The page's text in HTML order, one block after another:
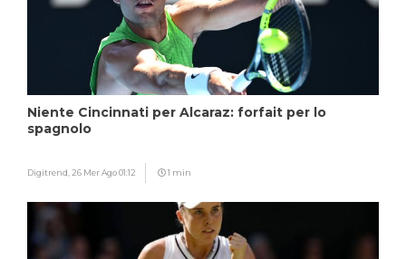
Niente Cincinnati per Alcaraz: forfait per lo
spagnolo
Digitrend, 26 Mer Ago 01:12 1 min